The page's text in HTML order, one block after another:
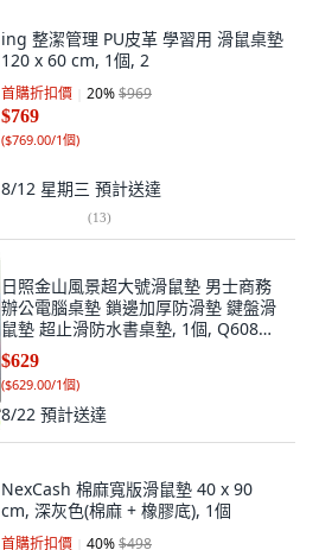
ing 整潔管理 PU皮革 學習用 滑鼠桌墊
120 x 60 cm, 1個, 2
首購折扣價 20%$969
$769
($769.00/1個)
8/12 星期三 預計送達
(13)
日照金山風景超大號滑鼠墊 男士商務
辦公電腦桌墊 鎖邊加厚防滑墊 鍵盤滑
鼠墊 超止滑防水書桌墊, 1個, Q608
(18)【高清印刷】,800x300mmx4mm
$629
($629.00/1個)
8/22 預計送達
NexCash 棉麻寬版滑鼠墊 40 x 90
cm, 深灰色(棉麻 + 橡膠底), 1個
首購折扣價 40%$498